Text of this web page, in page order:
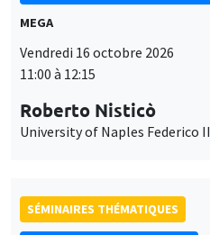
MEGA
Vendredi 16 octobre 2026
11:00 à 12:15
Roberto Nisticò
University of Naples Federico II
SÉMINAIRES THÉMATIQUES